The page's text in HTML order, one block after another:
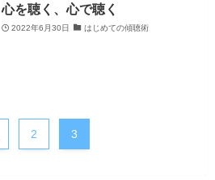
心を聴く、心で聴く
2022年6月30日 はじめての傾聴術
2 3